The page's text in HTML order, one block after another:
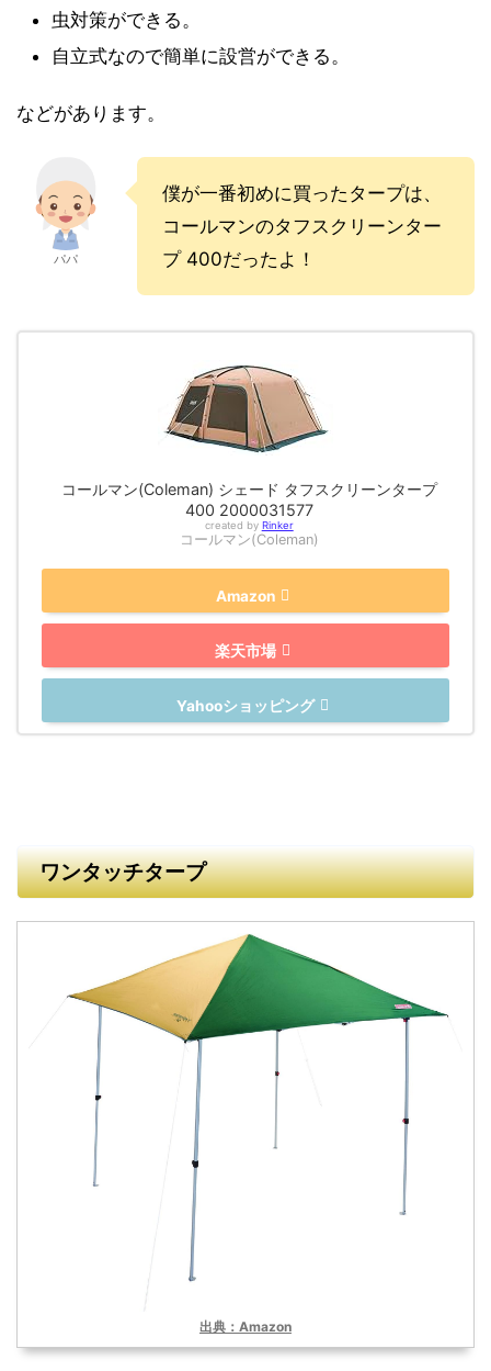
虫対策ができる。
自立式なので簡単に設営ができる。
などがあります。
パパ
僕が一番初めに買ったタープは、
コールマンのタフスクリーンター
プ 400だったよ！
コールマン(Coleman) シェード タフスクリーンタープ
400 2000031577
created by Rinker
コールマン(Coleman)
Amazon
楽天市場
Yahooショッピング
ワンタッチタープ
出典：Amazon